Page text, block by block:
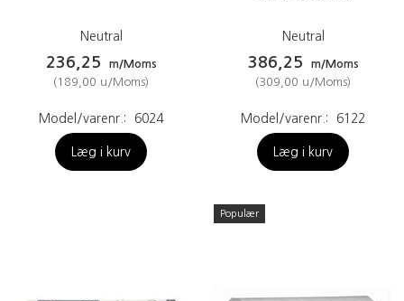
Neutral
236,25
m/Moms
( 189,00 u/Moms)
Model/varenr.: 6024
Læg i kurv
Neutral
386,25
m/Moms
(309,00 u/Moms)
Model/varenr.: 6122
Læg i kurv
Populær